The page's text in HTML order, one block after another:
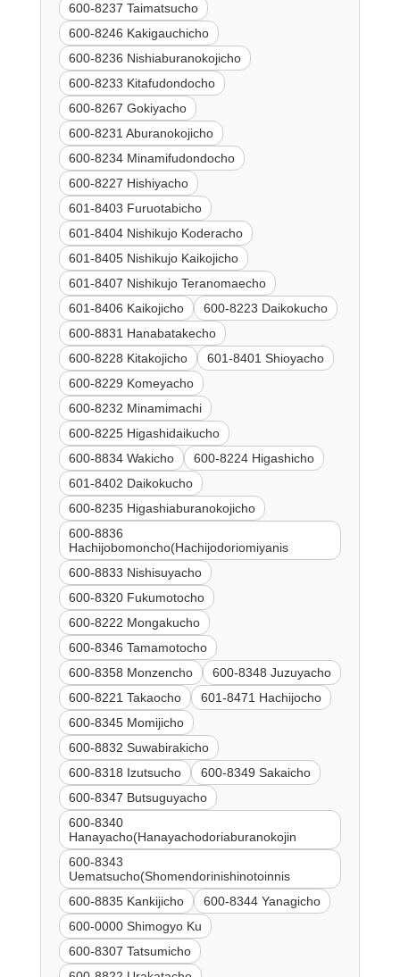
600-8237 Taimatsucho
600-8246 Kakigauchicho
600-8236 Nishiaburanokojicho
600-8233 Kitafudondocho
600-8267 Gokiyacho
600-8231 Aburanokojicho
600-8234 Minamifudondocho
600-8227 Hishiyacho
601-8403 Furuotabicho
601-8404 Nishikujo Koderacho
601-8405 Nishikujo Kaikojicho
601-8407 Nishikujo Teranomaecho
601-8406 Kaikojicho
600-8223 Daikokucho
600-8831 Hanabatakecho
600-8228 Kitakojicho
601-8401 Shioyacho
600-8229 Komeyacho
600-8232 Minamimachi
600-8225 Higashidaikucho
600-8834 Wakicho
600-8224 Higashicho
601-8402 Daikokucho
600-8235 Higashiaburanokojicho
600-8836
Hachijobomoncho(Hachijodoriomiyanis
600-8833 Nishisuyacho
600-8320 Fukumotocho
600-8222 Mongakucho
600-8346 Tamamotocho
600-8358 Monzencho
600-8348 Juzuyacho
600-8221 Takaocho
601-8471 Hachijocho
600-8345 Momijicho
600-8832 Suwabirakicho
600-8318 Izutsucho
600-8349 Sakaicho
600-8347 Butsuguyacho
600-8340
Hanayacho(Hanayachodoriaburanokojin
600-8343
Uematsucho(Shomendorinishinotoinnis
600-8835 Kankijicho
600-8344 Yanagicho
600-0000 Shimogyo Ku
600-8307 Tatsumicho